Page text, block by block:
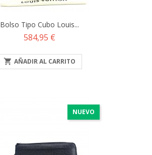
Bolso Tipo Cubo Louis...
Precio
584,95 €
 AÑADIR AL CARRITO
NUEVO